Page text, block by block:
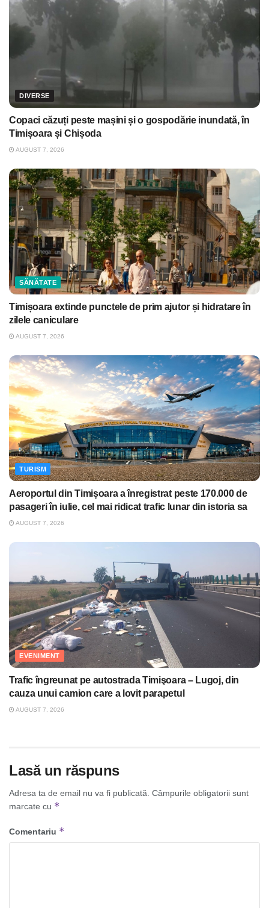
DIVERSE
Copaci căzuți peste mașini și o gospodărie inundată, în
Timișoara și Chișoda
AUGUST 7, 2026
SĂNĂTATE
Timișoara extinde punctele de prim ajutor și hidratare în
zilele caniculare
AUGUST 7, 2026
TURISM
Aeroportul din Timișoara a înregistrat peste 170.000 de
pasageri în iulie, cel mai ridicat trafic lunar din istoria sa
AUGUST 7, 2026
EVENIMENT
Trafic îngreunat pe autostrada Timişoara – Lugoj, din
cauza unui camion care a lovit parapetul
AUGUST 7, 2026
Lasă un răspuns
Adresa ta de email nu va fi publicată. Câmpurile obligatorii sunt
marcate cu *
Comentariu *